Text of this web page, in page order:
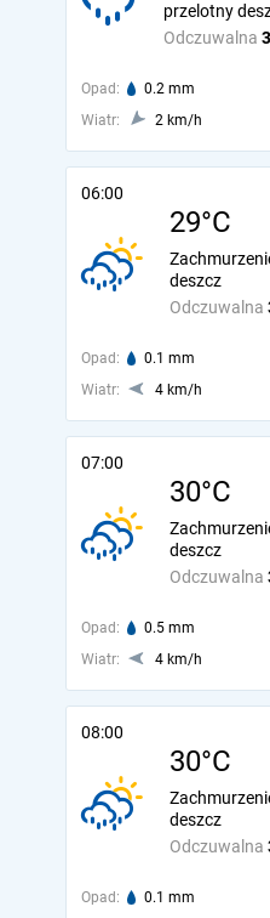
Odczuwalna
przelotny
Opad: 0.2 mm
Wiatr:
2 km/h
06:00
29°C
Odczuwalna
deszcz
Opad: 0.1 mm
Wiatr:
4 km/h
07:00
30°C
Odczuwalna
deszcz
Opad: 0.5 mm
Wiatr:
4 km/h
08:00
30°C
Odczuwalna
deszcz
Opad: 0.1 mm